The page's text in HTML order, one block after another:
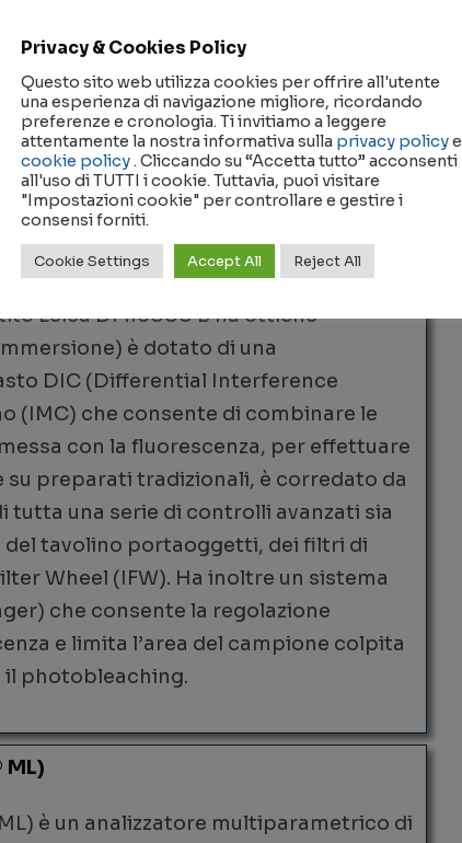
di separare e lavare le cellule dal
e sperimentazione.
Leica DMI6000 B
Leica DMI6000 B ha ottiche
è dotato di una
DIC (Differential Interference
(IMC) che consente di combinare le
con la fluorescenza, per effettuare
su preparati tradizionali, è corredato da
una serie di controlli avanzati sia
del tavolino portaoggetti, dei filtri di
Wheel (IFW). Ha inoltre un sistema
che consente la regolazione
e limita l’area del campione colpita
il photobleaching.
è un analizzatore multiparametrico di
Privacy & Cookies Policy
Questo sito web utilizza cookies per offrire all'utente
una esperienza di navigazione migliore, ricordando
preferenze e cronologia. Ti invitiamo a leggere
attentamente la nostra informativa sulla privacy policye
cookie policy. Cliccando su “Accetta tutto” acconsenti
all'uso di TUTTI i cookie. Tuttavia, puoi visitare
"Impostazioni cookie" per controllare e gestire i
consensi forniti.
Cookie Settings Accept All Reject All